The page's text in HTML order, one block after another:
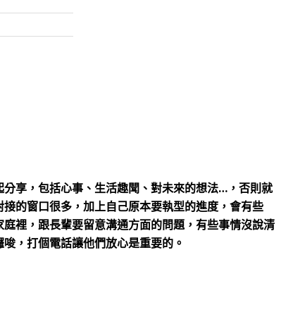
享，包括心事、生活趣聞、對未來的想法…，否則就
的窗口很多，加上自己原本要執型的進度，會有些
裡，跟長輩要留意溝通方面的問題，有些事情沒說清
，打個電話讓他們放心是重要的。